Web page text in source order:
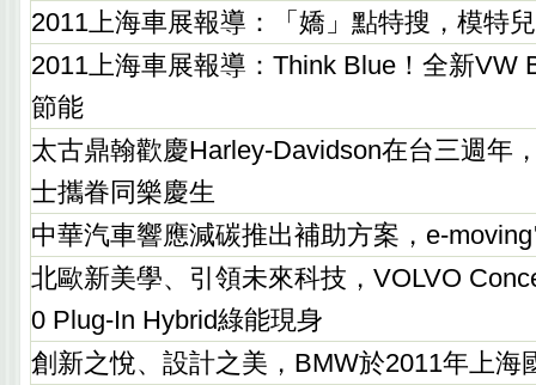
2011上海車展報導：「嬌」點特搜，模特
2011上海車展報導：Think Blue！全新VW
節能
太古鼎翰歡慶Harley-Davidson在台三週年
士攜眷同樂慶生
中華汽車響應減碳推出補助方案，e-
北歐新美學、引領未來科技，VOLVO
0 Plug-In Hybrid綠能現身
創新之悅、設計之美，BMW於2011年上海